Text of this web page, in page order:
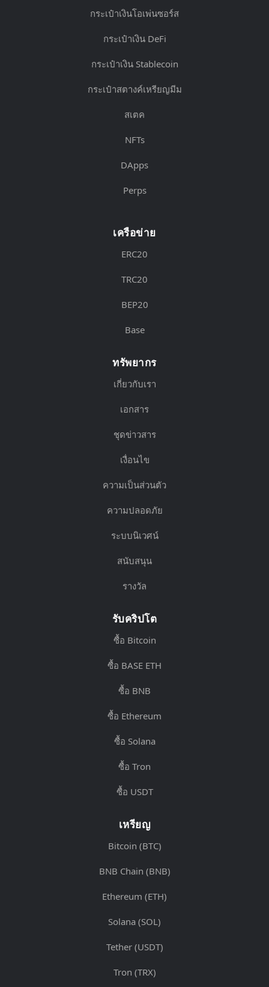
กระเป๋าเงินโอเพ่นซอร์ส
กระเป๋าเงิน DeFi
กระเป๋าเงิน Stablecoin
กระเป๋าสตางค์เหรียญมีม
สเตค
NFTs
DApps
Perps
เครือข่าย
ERC20
TRC20
BEP20
Base
ทรัพยากร
เกี่ยวกับเรา
เอกสาร
ชุดข่าวสาร
เงื่อนไข
ความเป็นส่วนตัว
ความปลอดภัย
ระบบนิเวศน์
สนับสนุน
รางวัล
รับคริปโต
ซื้อ Bitcoin
ซื้อ BASE ETH
ซื้อ BNB
ซื้อ Ethereum
ซื้อ Solana
ซื้อ Tron
ซื้อ USDT
เหรียญ
Bitcoin (BTC)
BNB Chain (BNB)
Ethereum (ETH)
Solana (SOL)
Tether (USDT)
Tron (TRX)